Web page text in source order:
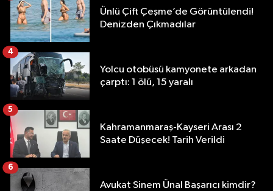
Ünlü Çift Çeşme’de Görüntülendi!
Denizden Çıkmadılar
Yolcu otobüsü kamyonete arkadan
çarptı: 1 ölü, 15 yaralı
4
Kahramanmaraş-Kayseri Arası 2
Saate Düşecek! Tarih Verildi
5
Avukat Sinem Ünal Başarıcı kimdir?
6